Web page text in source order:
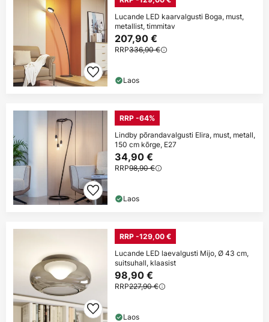
Lucande LED kaarvalgusti Boga, must,
metallist, timmitav
207,90 €
RRP336,90 €
Laos
RRP -64%
Lindby põrandavalgusti Elira, must, metall,
150 cm kõrge, E27
34,90 €
RRP98,90 €
Laos
RRP -129,00 €
Lucande LED laevalgusti Mijo, Ø 43 cm,
suitsuhall, klaasist
98,90 €
RRP227,90 €
Laos